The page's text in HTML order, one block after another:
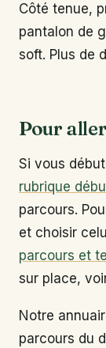
Côté tenue,
pantalon de
soft. Plus de
Pour
Si vous
rubrique
parcours.
et choisir
parcours et
sur place,
Notre
parcours du